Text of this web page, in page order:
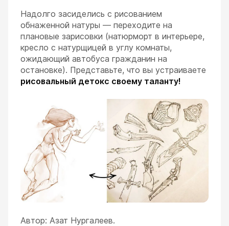
Надолго засиделись с рисованием
обнаженной натуры — переходите на
плановые зарисовки (натюрморт в интерьере,
кресло с натурщицей в углу комнаты,
ожидающий автобуса гражданин на
остановке). Представьте, что вы устраиваете
рисовальный детокс своему таланту!
Автор: Азат Нургалеев.